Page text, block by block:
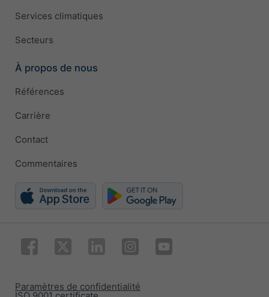
Services climatiques
Secteurs
À propos de nous
Références
Carrière
Contact
Commentaires
Paramètres de confidentialité